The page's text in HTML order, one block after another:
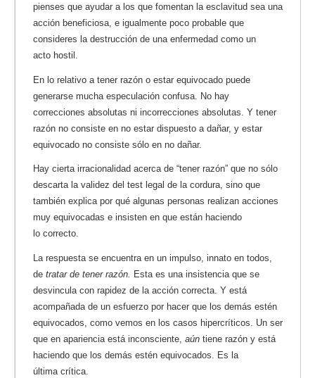
pienses que ayudar a los que fomentan la esclavitud sea una
acción beneficiosa, e igualmente poco probable que
consideres la destrucción de una enfermedad como un
acto hostil.
En lo relativo a tener razón o estar equivocado puede
generarse mucha especulación confusa. No hay
correcciones absolutas ni incorrecciones absolutas. Y tener
razón no consiste en no estar dispuesto a dañar, y estar
equivocado no consiste sólo en no dañar.
Hay cierta irracionalidad acerca de “tener razón” que no sólo
descarta la validez del test legal de la cordura, sino que
también explica por qué algunas personas realizan acciones
muy equivocadas e insisten en que están haciendo
lo correcto.
La respuesta se encuentra en un impulso, innato en todos,
de tratar de tener razón. Esta es una insistencia que se
desvincula con rapidez de la acción correcta. Y está
acompañada de un esfuerzo por hacer que los demás estén
equivocados, como vemos en los casos hipercríticos. Un ser
que en apariencia está inconsciente, aún tiene razón y está
haciendo que los demás estén equivocados. Es la
última crítica.